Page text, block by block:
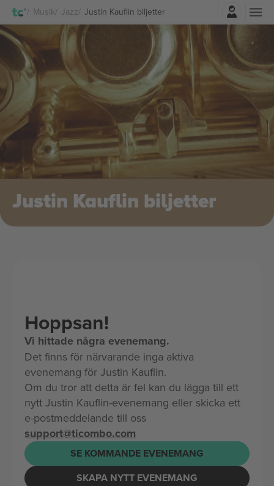
Musik Jazz Justin Kauflin biljetterLogga in
Justin Kauflin biljetter
Hoppsan!
Vi hittade några evenemang.
Det finns för närvarande inga aktiva
evenemang för Justin Kauflin.
Om du tror att detta är fel kan du lägga till ett
nytt Justin Kauflin-evenemang eller skicka ett
e-postmeddelande till oss
support@ticombo.com
SE KOMMANDE EVENEMANG
SKAPA NYTT EVENEMANG